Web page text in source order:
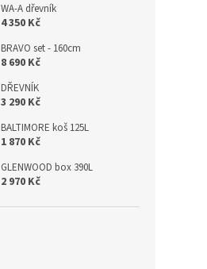
WA-A dřevník
4 350 Kč
BRAVO set - 160cm
8 690 Kč
DŘEVNÍK
3 290 Kč
BALTIMORE koš 125L
1 870 Kč
GLENWOOD box 390L
2 970 Kč